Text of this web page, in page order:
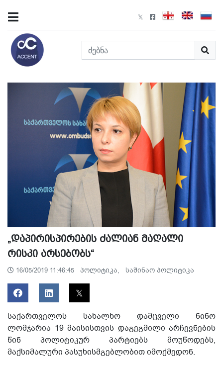
„დაპირისპირების ძალიან მაღალი
რისკი არსებობს“
16/05/2019 11:46:45 პოლიტიკა, საშინაო პოლიტიკა
საქართველოს სახალხო დამცველი ნინო
ლომჯარია 19 მაისისთვის დაგეგმილი არჩევნების
წინ პოლიტიკურ პარტიებს მოუწოდებს,
მაქსიმალური პასუხისმგებლობით იმოქმედონ.